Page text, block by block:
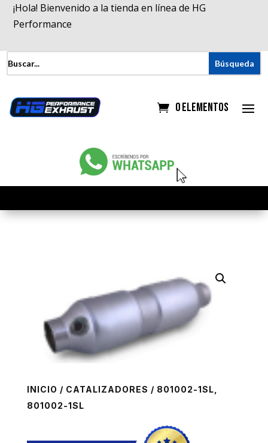
¡Hola! Bienvenido a la tienda en línea de HG
Performance
0 elementos
INICIO / CATALIZADORES / 801002-1SL,
801002-1SL